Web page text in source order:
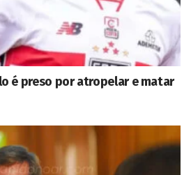
é preso por atropelar e matar